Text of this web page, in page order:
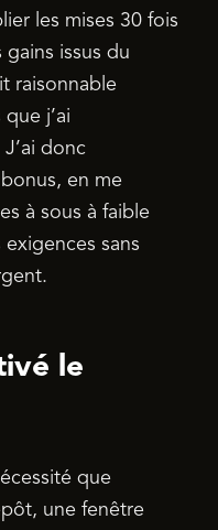
les mises 30 fois
issus du
raisonnable
j’ai
donc
en me
à sous à faible
sans
le
que
une fenêtre